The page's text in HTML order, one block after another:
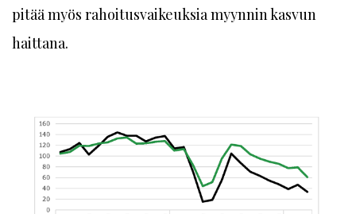
pitää myös rahoitusvaikeuksia myynnin kasvun
haittana.